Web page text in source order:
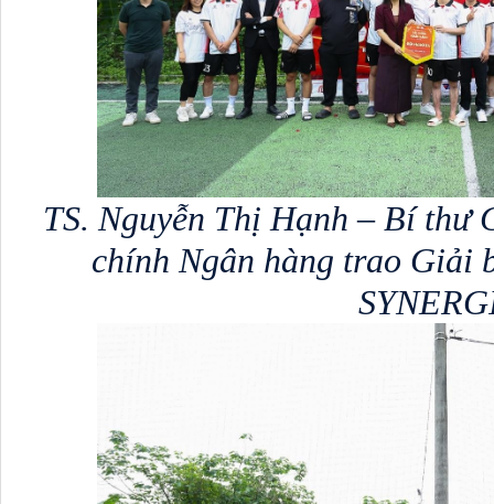
TS. Nguyễn Thị Hạnh – Bí thư
chính Ngân hàng trao Giải